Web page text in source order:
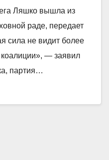
Ляшко вышла из
раде, передает
сила не видит более
— заявил
партия…